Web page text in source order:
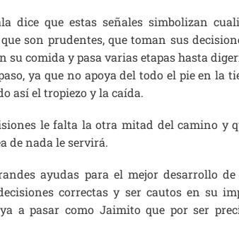
dice que estas señales simbolizan
son prudentes, que toman sus
comida y pasa varias etapas hasta
ya que no apoya del todo el pie en la
así el tropiezo y la caída.
le falta la otra mitad del camino y
de nada le servirá.
ayudas para el mejor desarrollo de
correctas y ser cautos en su
a pasar como Jaimito que por ser